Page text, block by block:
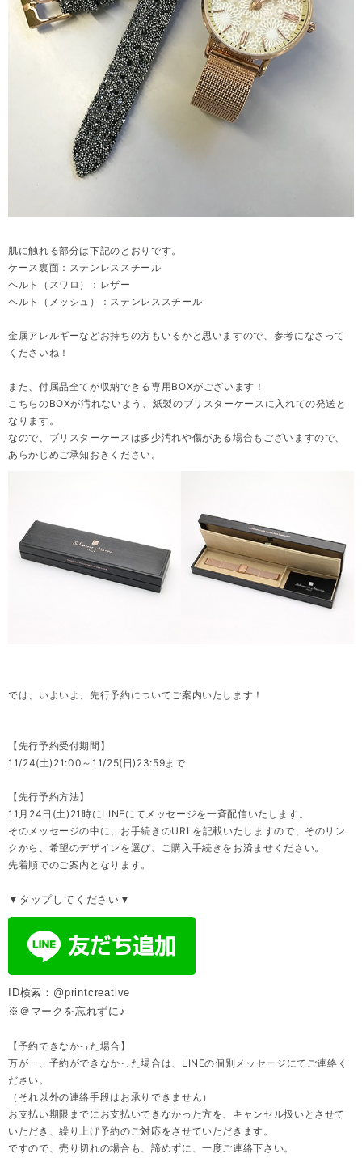
肌に触れる部分は下記のとおりです。
ケース裏面：ステンレススチール
ベルト（スワロ）：レザー
ベルト（メッシュ）：ステンレススチール
金属アレルギーなどお持ちの方もいるかと思いますので、参考になさって
くださいね！
また、付属品全てが収納できる専用BOXがございます！
こちらのBOXが汚れないよう、紙製のブリスターケースに入れての発送と
なります。
なので、ブリスターケースは多少汚れや傷がある場合もございますので、
あらかじめご承知おきください。
では、いよいよ、先行予約についてご案内いたします！
【先行予約受付期間】
11/24(土)21:00～11/25(日)23:59まで
【先行予約方法】
11月24日(土)21時にLINEにてメッセージを一斉配信いたします。
そのメッセージの中に、お手続きのURLを記載いたしますので、そのリン
クから、希望のデザインを選び、ご購入手続きをお済ませください。
先着順でのご案内となります。
▼タップしてください▼
ID検索：@printcreative
※＠マークを忘れずに♪
【予約できなかった場合】
万が一、予約ができなかった場合は、LINEの個別メッセージにてご連絡く
ださい。
（それ以外の連絡手段はお承りできません）
お支払い期限までにお支払いできなかった方を、キャンセル扱いとさせて
いただき、繰り上げ予約のご対応をさせていただきます。
ですので、売り切れの場合も、諦めずに、一度ご連絡下さい。